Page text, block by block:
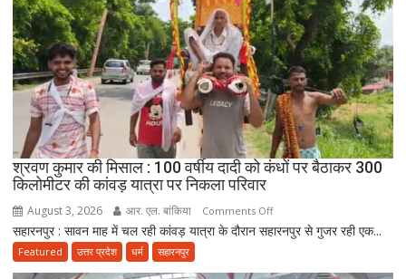
पर
निकला
परिवार,
बेटे-
बहुओं
ने
उठाया
जिम्मा,
बोले-
पिता
की
ही
श्रवण कुमार की मिसाल : 100 वर्षीय दादी को कंधों पर बैठाकर 300
किलोमीटर की कांवड़ यात्रा पर निकला परिवार
August 3, 2026 आर. एल. बांकिया Comments Offon
श्रवण
की
सहारनपुर : सावन माह में चल रही कांवड़ यात्रा के दौरान सहारनपुर से गुजर रही एक...
Featured उत्तर प्रदेश धर्म सहारनपुर